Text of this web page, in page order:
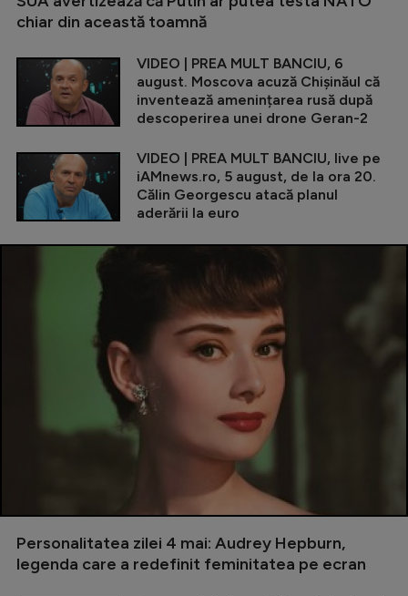
chiar din această toamnă
VIDEO | PREA MULT BANCIU, 6
august. Moscova acuză Chișinăul că
inventează amenințarea rusă după
descoperirea unei drone Geran-2
VIDEO | PREA MULT BANCIU, live pe
iAMnews.ro, 5 august, de la ora 20.
Călin Georgescu atacă planul
aderării la euro
Personalitatea zilei 4 mai: Audrey Hepburn,
legenda care a redefinit feminitatea pe ecran